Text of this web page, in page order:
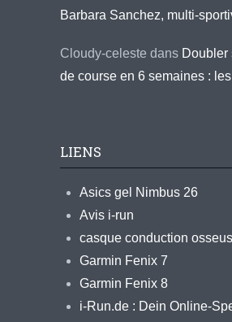
Barbara Sanchez, multi-
Cloudy-celeste dans Doubler
de course en 6 semaines :
LIENS
Asics gel Nimbus 26
Avis i-run
casque conduction
Garmin Fenix 7
Garmin Fenix 8
i-Run.de : Dein Online-